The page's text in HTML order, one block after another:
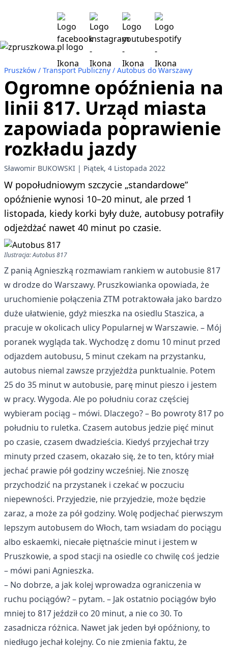
Pruszków Transport Publiczny Autobus do Warszawy
Ogromne opóźnienia na
linii 817. Urząd miasta
zapowiada poprawienie
rozkładu jazdy
Sławomir BUKOWSKI Piątek, 4 Listopada 2022
W popołudniowym szczycie „standardowe”
opóźnienie wynosi 10–20 minut, ale przed 1
listopada, kiedy korki były duże, autobusy potrafiły
odjeżdżać nawet 40 minut po czasie.
Ilustracja: Autobus 817
Z panią Agnieszką rozmawiam rankiem w autobusie 817
w drodze do Warszawy. Pruszkowianka opowiada, że
uruchomienie połączenia ZTM potraktowała jako bardzo
duże ułatwienie, gdyż mieszka na osiedlu Staszica, a
pracuje w okolicach ulicy Popularnej w Warszawie. – Mój
poranek wygląda tak. Wychodzę z domu 10 minut przed
odjazdem autobusu, 5 minut czekam na przystanku,
autobus niemal zawsze przyjeżdża punktualnie. Potem
25 do 35 minut w autobusie, parę minut pieszo i jestem
w pracy. Wygoda. Ale po południu coraz częściej
wybieram pociąg – mówi. Dlaczego? – Bo powroty 817 po
południu to ruletka. Czasem autobus jedzie pięć minut
po czasie, czasem dwadzieścia. Kiedyś przyjechał trzy
minuty przed czasem, okazało się, że to ten, który miał
jechać prawie pół godziny wcześniej. Nie znoszę
przychodzić na przystanek i czekać w poczuciu
niepewności. Przyjedzie, nie przyjedzie, może będzie
zaraz, a może za pół godziny. Wolę podjechać pierwszym
lepszym autobusem do Włoch, tam wsiadam do pociągu
albo eskaemki, niecałe piętnaście minut i jestem w
Pruszkowie, a spod stacji na osiedle co chwilę coś jedzie
– mówi pani Agnieszka.
– No dobrze, a jak kolej wprowadza ograniczenia w
ruchu pociągów? – pytam. – Jak ostatnio pociągów było
mniej to 817 jeździł co 20 minut, a nie co 30. To
zasadnicza różnica. Nawet jak jeden był opóźniony, to
niedługo jechał kolejny. Co nie zmienia faktu, że